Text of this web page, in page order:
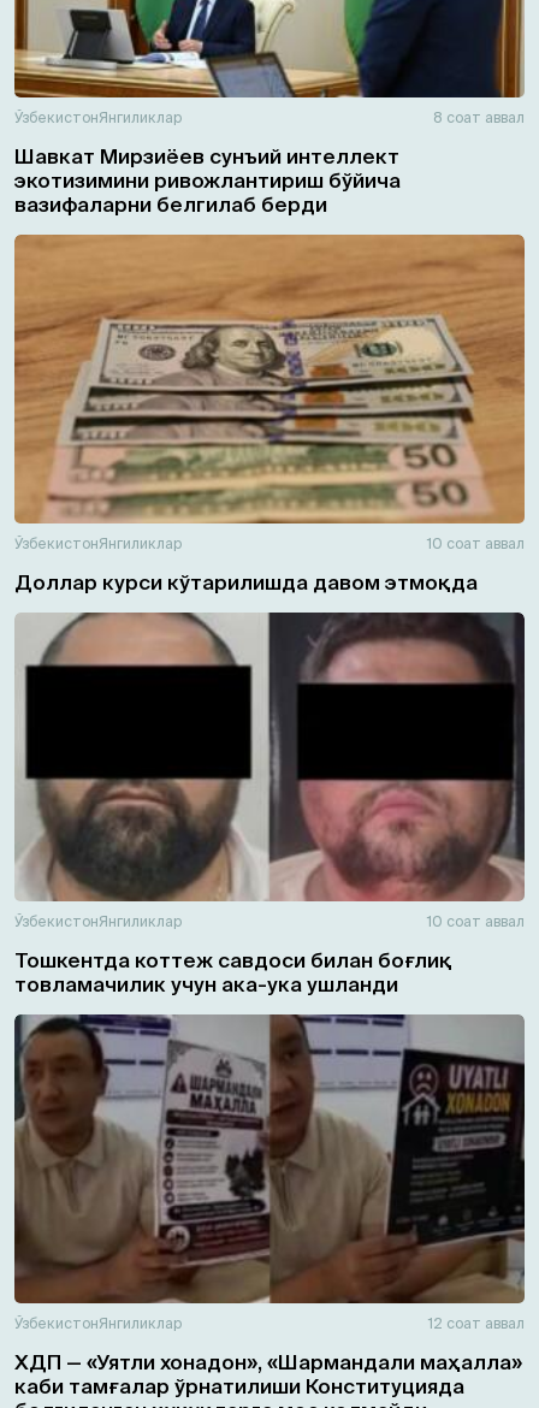
ЎзбекистонЯнгиликлар 8 соат аввал
Шавкат Мирзиёев сунъий интеллект
экотизимини ривожлантириш бўйича
вазифаларни белгилаб берди
ЎзбекистонЯнгиликлар 10 соат аввал
Доллар курси кўтарилишда давом этмоқда
ЎзбекистонЯнгиликлар 10 соат аввал
Тошкентда коттеж савдоси билан боғлиқ
товламачилик учун ака-ука ушланди
ЎзбекистонЯнгиликлар 12 соат аввал
ХДП — «Уятли хонадон», «Шармандали маҳалла»
каби тамғалар ўрнатилиши Конституцияда